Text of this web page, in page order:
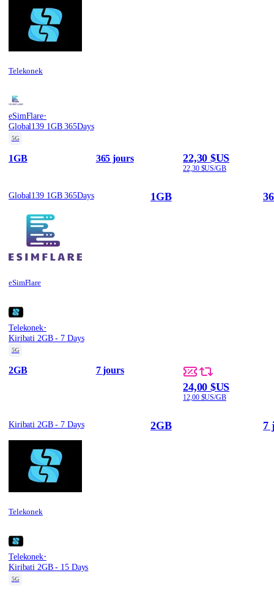
Telekonek
eSimFlare·
Global139 1GB 365Days
5G
1GB 365 jours 22,30 $US
22,30 $US/GB
Global139 1GB 365Days
eSimFlare
1GB
Telekonek·
Kiribati 2GB - 7 Days
5G
2GB 7 jours
24,00 $US
12,00 $US/GB
Kiribati 2GB - 7 Days
Telekonek
2GB 7
Telekonek·
Kiribati 2GB - 15 Days
5G